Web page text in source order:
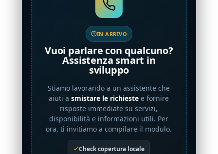
IN ARRIVO
Vuoi parlare con qualcuno?
Assistenza smart in
sviluppo
Stiamo lavorando a un assistente che
aiuti asmistare le richieste e fornire
risposte immediate su servizi,
disponibilità e informazioni utili. Per
ora, ti invitiamo a compilare il modulo.
Check copertura locale